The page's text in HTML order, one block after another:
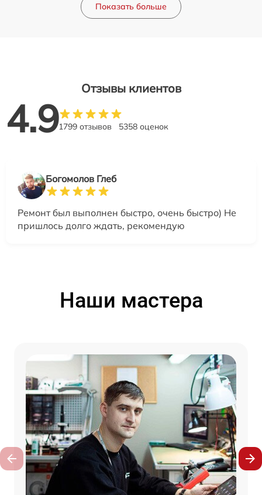
Показать больше
Отзывы клиентов
4.91799 отзывов 5358 оценок
Богомолов Глеб
Ремонт был выполнен быстро, очень быстро) Не
пришлось долго ждать, рекомендую
Наши мастера